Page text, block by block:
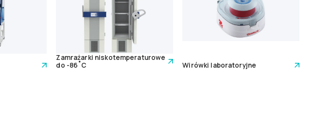
Zamrażarki niskotemperaturowe
do -86˚C
Wirówki laboratoryjne